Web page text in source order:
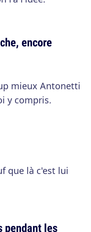
encore
mieux Antonetti
y compris.
que là c'est lui
pendant les